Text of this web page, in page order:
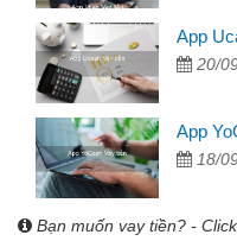
App
20/
App
18/
Bạn muốn vay tiền? -